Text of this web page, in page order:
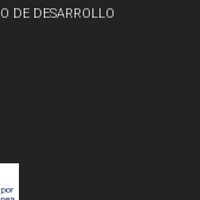
DE DESARROLLO